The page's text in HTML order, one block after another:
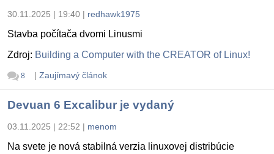
30.11.2025 | 19:40 | redhawk1975
Stavba počítača dvomi Linusmi
Zdroj: Building a Computer with the CREATOR of Linux!
8 | Zaujímavý článok
Devuan 6 Excalibur je vydaný
03.11.2025 | 22:52 | menom
Na svete je nová stabilná verzia linuxovej distribúcie